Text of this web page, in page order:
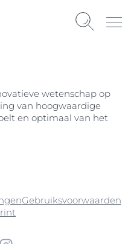
wetenschap op
van hoogwaardige
en optimaal van het
Gebruiksvoorwaarden